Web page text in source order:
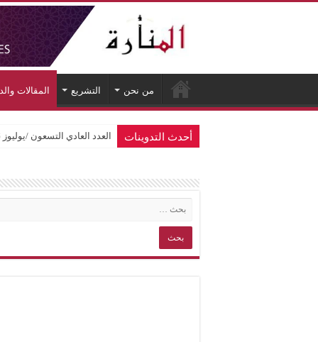
من نحن التشريع المقالات
أحدث التدوينات العدد العادي التسعون /يوليوز 2026